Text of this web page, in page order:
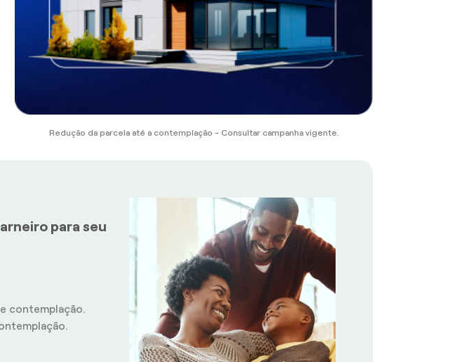
Redução da parcela até a contemplação - Consultar campanha vigente.
para seu
contemplação.